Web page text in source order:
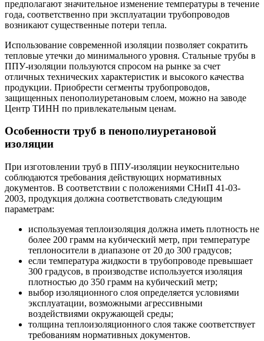
предполагают значительное изменение температуры в течение
года, соответственно при эксплуатации трубопроводов
возникают существенные потери тепла.
Использование современной изоляции позволяет сократить
тепловые утечки до минимального уровня. Стальные трубы в
ППУ-изоляции пользуются спросом на рынке за счет
отличных технических характеристик и высокого качества
продукции. Приобрести сегменты трубопроводов,
защищенных пенополиуретановым слоем, можно на заводе
Центр ТИНН по привлекательным ценам.
Особенности труб в пенополиуретановой
изоляции
При изготовлении труб в ППУ-изоляции неукоснительно
соблюдаются требования действующих нормативных
документов. В соответствии с положениями СНиП 41-03-
2003, продукция должна соответствовать следующим
параметрам:
используемая теплоизоляция должна иметь плотность не
более 200 грамм на кубический метр, при температуре
теплоносители в диапазоне от 20 до 300 градусов;
если температура жидкости в трубопроводе превышает
300 градусов, в производстве используется изоляция
плотностью до 350 грамм на кубический метр;
выбор изоляционного слоя определяется условиями
эксплуатации, возможными агрессивными
воздействиями окружающей среды;
толщина теплоизоляционного слоя также соответствует
требованиям нормативных документов.